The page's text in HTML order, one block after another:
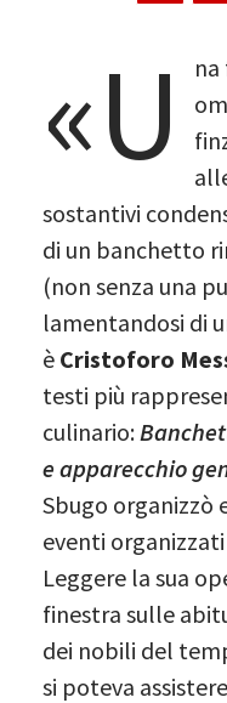
«U
sostantivi
di un banchetto
(non senza una
lamentandosi di
è Cristoforo
testi più
culinario:
e apparecchio
Sbugo organizzò
eventi
Leggere la sua
finestra sulle
dei nobili del
si poteva